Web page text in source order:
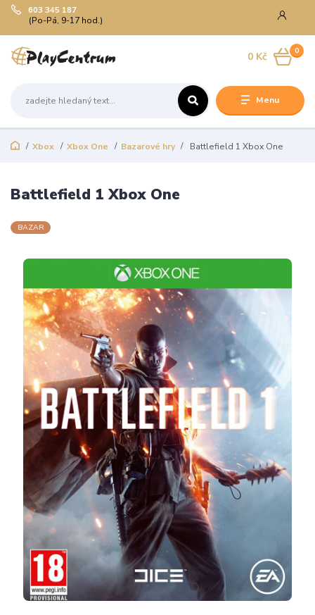
Menu
603 345 187
(Po-Pá, 9-17 hod.)
0
0 Kč
Xbox Xbox One Bazarové hry Battlefield 1 Xbox One
Battlefield 1 Xbox One
BAZAR